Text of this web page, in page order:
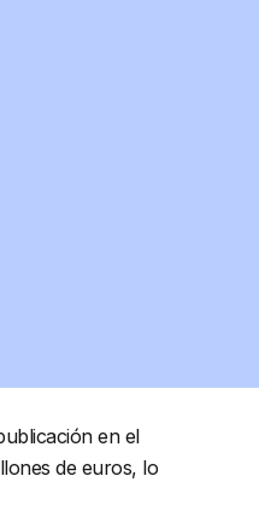
en el
de euros, lo